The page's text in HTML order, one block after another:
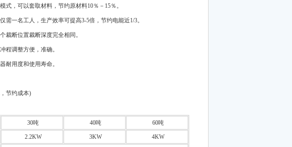
，可以套取材料，节约原材料10％－15％。
需一名工人，生产效率可提高3-5倍，节约电能近1/3。
裁断位置裁断深度完全相同。
程调整方便，准确。
耐用度和使用寿命。
节约成本)
30吨 40吨 60吨
2.2KW 3KW 4KW